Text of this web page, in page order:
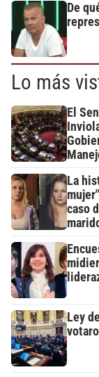
De
Lo más
El
La
caso
Ley